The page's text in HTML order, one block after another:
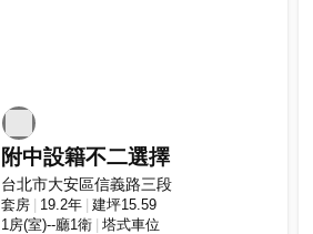
附中設籍不二選擇
台北市大安區信義路三段
套房 19.2年 建坪15.59
1房(室)--廳1衛 塔式車位